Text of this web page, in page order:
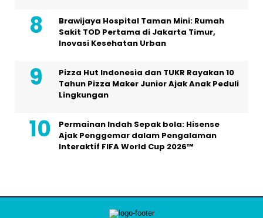
Brawijaya Hospital Taman Mini: Rumah
Sakit TOD Pertama di Jakarta Timur,
Inovasi Kesehatan Urban
Pizza Hut Indonesia dan TUKR Rayakan 10
Tahun Pizza Maker Junior Ajak Anak Peduli
Lingkungan
Permainan Indah Sepak bola: Hisense
Ajak Penggemar dalam Pengalaman
Interaktif FIFA World Cup 2026™